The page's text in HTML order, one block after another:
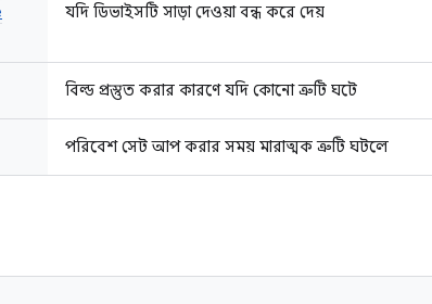
যদি ডিভাইসটি সাড়া দেওয়া বন্ধ করে দেয়
বিল্ড প্রস্তুত করার কারণে যদি কোনো ত্রুটি ঘটে
পরিবেশ সেট আপ করার সময় মারাত্মক ত্রুটি ঘটলে